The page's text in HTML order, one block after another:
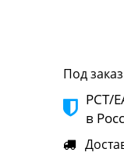
Под
РСТ/
в